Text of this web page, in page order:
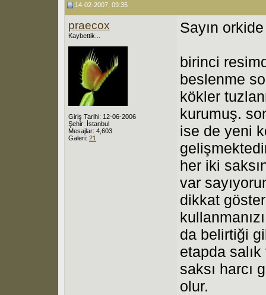
14-02-2007, 09:35
praecox
Kaybettik...
Giriş Tarihi: 12-06-2006
Şehir: İstanbul
Mesajlar: 4,603
Galeri: 21
Sayın
birinci
beslenme
kökler
kurumuş.
ise de yeni
her iki
var
dikkat
da belirtiği
etapda
saksı harcı
olur.